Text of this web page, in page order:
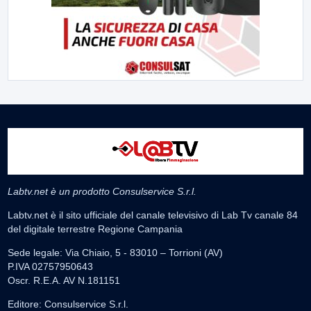
Labtv.net è un prodotto Consulservice S.r.l.
Labtv.net è il sito ufficiale del canale televisivo di Lab Tv canale 84
del digitale terrestre Regione Campania
Sede legale: Via Chiaio, 5 - 83010 – Torrioni (AV)
P.IVA 02757950643
Oscr. R.E.A. AV N.181151
Editore: Consulservice S.r.l.